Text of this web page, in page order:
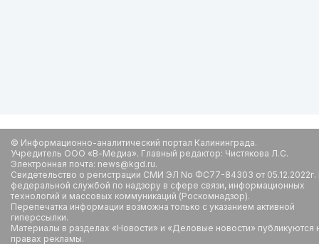
© Информационно-аналитический портал Калининграда.
Учредитель ООО «В-Медиа». Главный редактор: Чистякова Л.С.
Электронная почта: news@kgd.ru.
Свидетельство о регистрации СМИ ЭЛ No ФС77-84303 от
федеральной службой по надзору в сфере связи, информационных
технологий и массовых коммуникаций (Роскомнадзор).
Перепечатка информации возможна только с указанием активной
гиперссылки.
Материалы в разделах «Новости» и «Деловые новости» публикуются
правах рекламы.